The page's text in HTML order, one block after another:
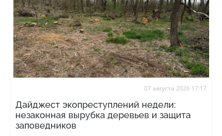
07 августа 2026 17:17
Дайджест экопреступлений недели:
незаконная вырубка деревьев и защита
заповедников